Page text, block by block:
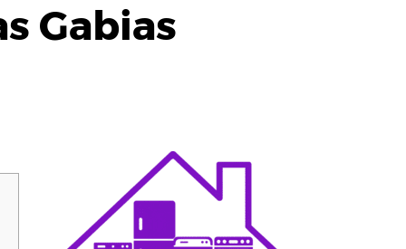
Gabias